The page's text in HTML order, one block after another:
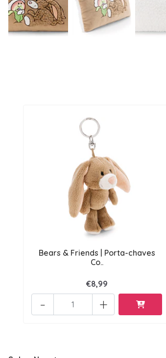
Bears & Friends | Porta-chaves
Co..
€8,99
+
-